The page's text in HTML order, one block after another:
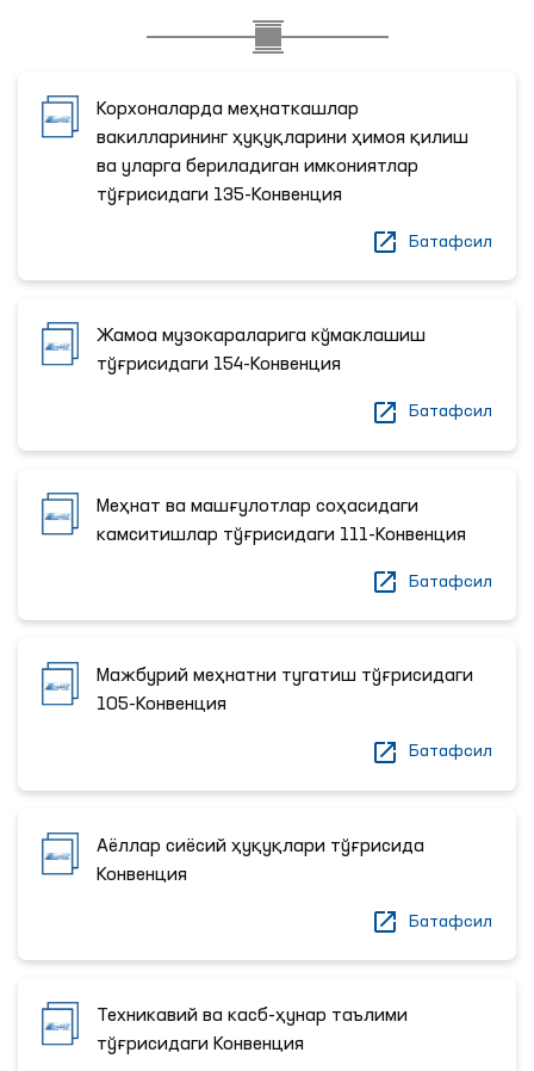
Корхоналарда меҳнаткашлар
вакилларининг ҳуқуқларини ҳимоя қилиш
ва уларга бериладиган имкониятлар
тўғрисидаги 135-Конвенция
Батафсил
Жамоа музокараларига кўмаклашиш
тўғрисидаги 154-Конвенция
Батафсил
Меҳнат ва машғулотлар соҳасидаги
камситишлар тўғрисидаги 111-Конвенция
Батафсил
Мажбурий меҳнатни тугатиш тўғрисидаги
105-Конвенция
Батафсил
Аёллар сиёсий ҳуқуқлари тўғрисида
Конвенция
Батафсил
Техникавий ва касб-ҳунар таълими
тўғрисидаги Конвенция